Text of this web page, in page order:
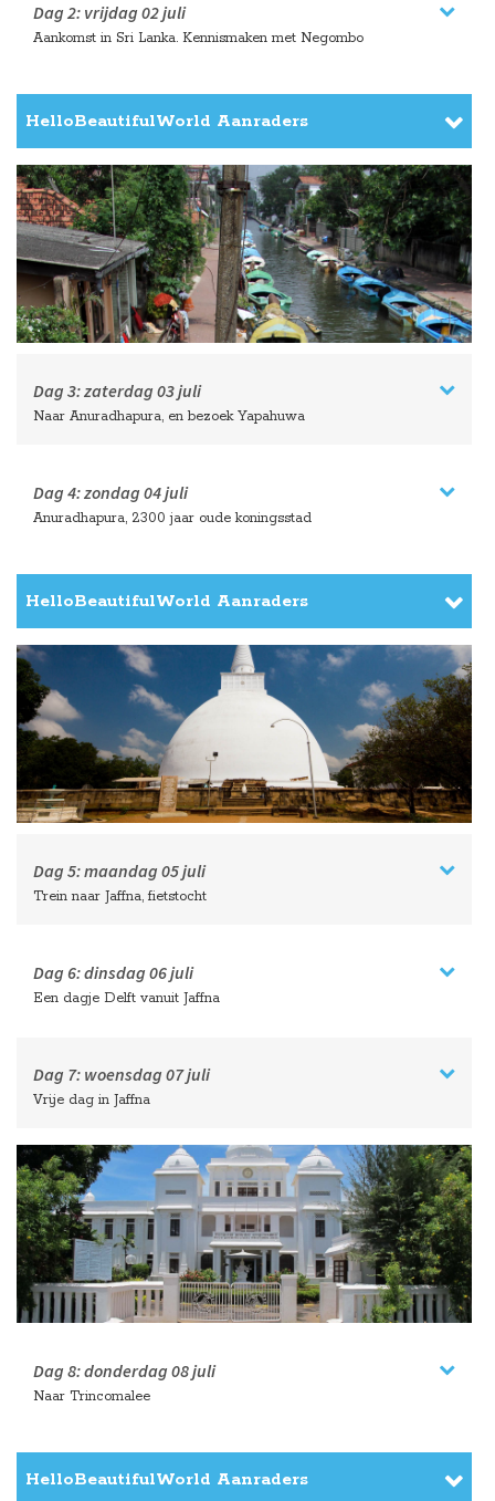
Dag 2: vrijdag 02 juli
Aankomst in Sri Lanka. Kennismaken met Negombo
HelloBeautifulWorld Aanraders
Dag 3:zaterdag 03 juli
Naar Anuradhapura, en bezoek Yapahuwa
Dag 4:zondag 04 juli
Anuradhapura, 2300 jaar oude koningsstad
HelloBeautifulWorld Aanraders
Dag 5:maandag 05 juli
Trein naar Jaffna, fietstocht
Dag 6:dinsdag 06 juli
Een dagje Delft vanuit Jaffna
Dag 7: woensdag 07 juli
Vrije dag in Jaffna
Dag 8:donderdag 08 juli
Naar Trincomalee
HelloBeautifulWorld Aanraders